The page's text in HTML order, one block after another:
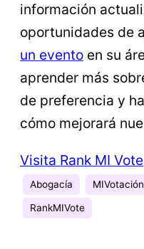
información
oportunidades de
un evento en su
aprender más
de preferencia y
cómo mejorará
Visita Rank MI Vote
Abogacía MIVotación
RankMIVote